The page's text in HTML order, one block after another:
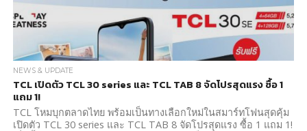
NEWS & UPDATE
TCL เปิดตัว TCL 30 series และ TCL TAB 8 จัดโปรสุดแรง ซื้อ 1
แถม 1!
TCL โหมบุกตลาดไทย พร้อมเป็นทางเลือกใหม่ในสมาร์ทโฟนสุดคุ้ม
เปิดตัว TCL 30 series และ TCL TAB 8 จัดโปรสุดแรง ซื้อ 1 แถม 1!